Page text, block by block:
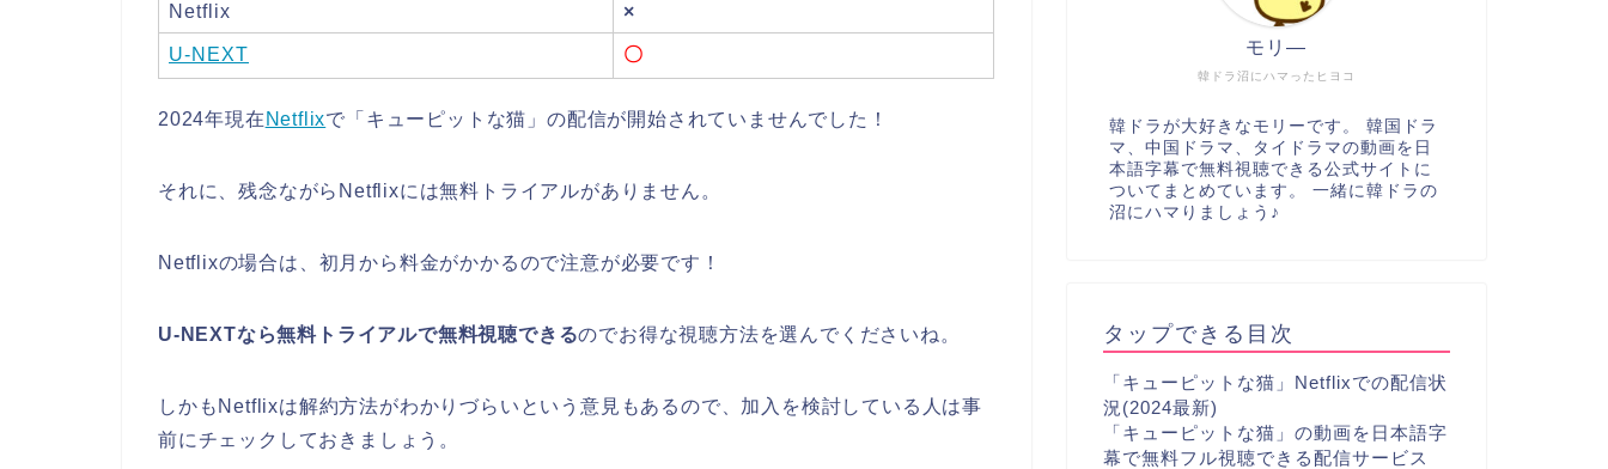
Netflix ×
U-NEXT 〇
2024年現在 Netflixで「キューピットな猫」の配信が開始されていませんでした！
それに、残念ながらNetflixには無料トライアルがありません。
Netflixの場合は、初月から料金がかかるので注意が必要です！
U-NEXTなら無料トライアルで無料視聴できるのでお得な視聴方法を選んでくださいね。
しかもNetflixは解約方法がわかりづらいという意見もあるので、加入を検討している人は事
前にチェックしておきましょう。
韓ドラ沼にハマったヒヨコ
モリ―
韓ドラが大好きなモリーです。 韓国ドラ
マ、中国ドラマ、タイドラマの動画を日
本語字幕で無料視聴できる公式サイトに
ついてまとめています。 一緒に韓ドラの
沼にハマりましょう♪
タップできる目次
「キューピットな猫」Netflixでの配信状
況(2024最新)
「キューピットな猫」の動画を日本語字
幕で無料フル視聴できる配信サービス